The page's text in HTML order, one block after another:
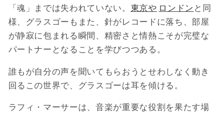
「魂」までは失われていない。 東京や ロンドン と同
様、グラスゴーもまた、針がレコードに落ち、部屋
が静寂に包まれる瞬間、精密さと情熱こそが完璧な
パートナーとなることを学びつつある。
誰もが自分の声を聞いてもらおうとせわしなく動き
回るこの世界で、グラスゴーは耳を傾ける。
ラフィ・マーサーは、音楽が重要な役割を果たす場